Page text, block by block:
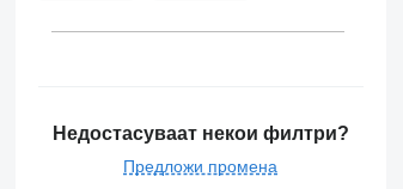
Недостасуваат некои филтри?
Предложи промена